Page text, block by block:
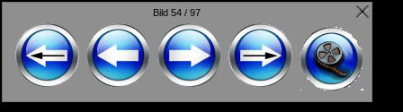
Bild 54 / 97